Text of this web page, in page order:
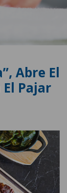
Abre El
El Pajar